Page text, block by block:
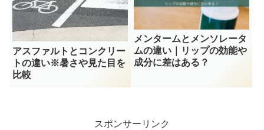
アスファルトとコンクリー
トの違い※暑さや見た目を
比較
メンタームとメンソレータ
ムの違い｜リップの効能や
成分に差はある？
スポンサーリンク